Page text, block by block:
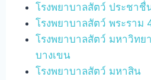
โรงพยาบาลสัตว์ ประชาชื่
โรงพยาบาลสัตว์ พระราม
โรงพยาบาลสัตว์ มหาวิทย
บางเขน
โรงพยาบาลสัตว์ มหาสิน